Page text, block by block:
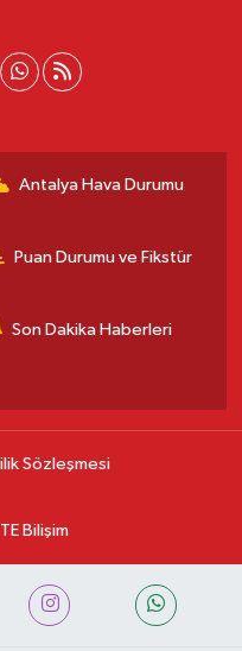
Antalya Hava Durumu
Puan Durumu ve Fikstür
Son Dakika Haberleri
Sözleşmesi
TE Bilişim